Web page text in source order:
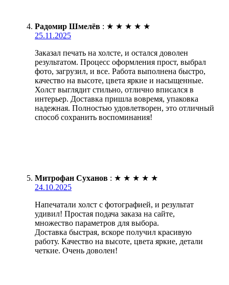
Радомир Шмелёв : ★ ★ ★ ★ ★
25.11.2025
Заказал печать на холсте, и остался доволен
результатом. Процесс оформления прост, выбрал
фото, загрузил, и все. Работа выполнена быстро,
качество на высоте, цвета яркие и насыщенные.
Холст выглядит стильно, отлично вписался в
интерьер. Доставка пришла вовремя, упаковка
надежная. Полностью удовлетворен, это отличный
способ сохранить воспоминания!
Митрофан Суханов : ★ ★ ★ ★ ★
24.10.2025
Напечатали холст с фотографией, и результат
удивил! Простая подача заказа на сайте,
множество параметров для выбора.
Доставка быстрая, вскоре получил красивую
работу. Качество на высоте, цвета яркие, детали
четкие. Очень доволен!